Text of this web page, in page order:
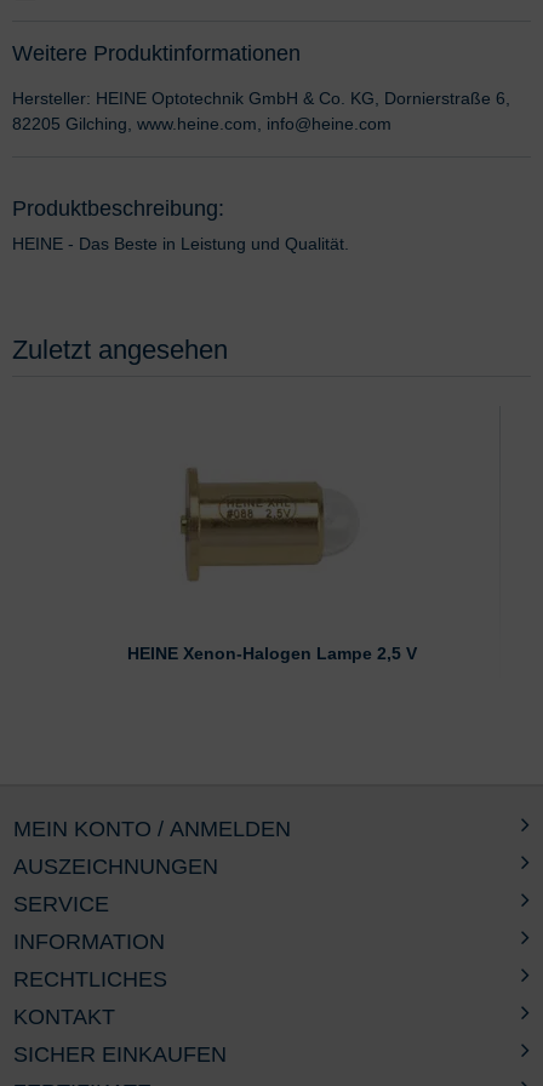
Weitere Produktinformationen
Hersteller: HEINE Optotechnik GmbH & Co. KG, Dornierstraße 6,
82205 Gilching, www.heine.com, info@heine.com
Produktbeschreibung:
HEINE - Das Beste in Leistung und Qualität.
Zuletzt angesehen
HEINE Xenon-Halogen Lampe 2,5 V
AUSZEICHNUNGEN
SERVICE
INFORMATION
RECHTLICHES
MEIN KONTO / ANMELDEN
KONTAKT
SICHER EINKAUFEN